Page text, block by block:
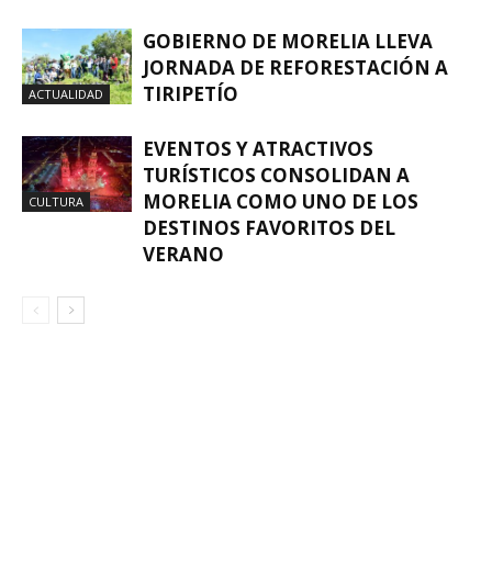
ACTUALIDAD
GOBIERNO DE MORELIA LLEVA
JORNADA DE REFORESTACIÓN A
TIRIPETÍO
CULTURA
EVENTOS Y ATRACTIVOS
TURÍSTICOS CONSOLIDAN A
MORELIA COMO UNO DE LOS
DESTINOS FAVORITOS DEL
VERANO